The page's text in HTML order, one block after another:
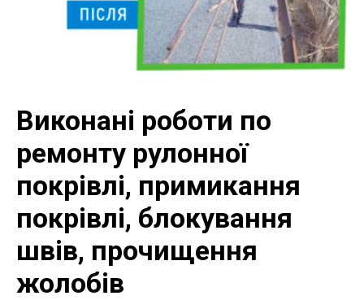
Виконані роботи по
ремонту рулонної
покрівлі, примикання
покрівлі, блокування
швів, прочищення
жолобів